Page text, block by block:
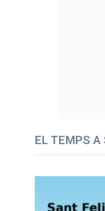
EL TEMPS A